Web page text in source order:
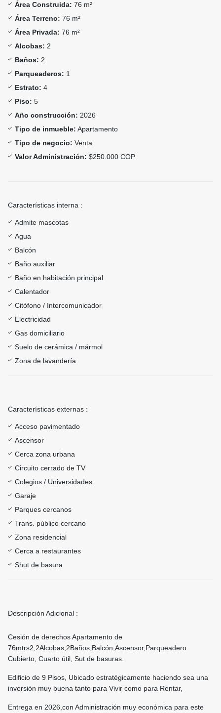
Área Construida: 76 m²
Área Terreno: 76 m²
Área Privada: 76 m²
Alcobas: 2
Baños: 2
Parqueaderos: 1
Estrato: 4
Piso: 5
Año construcción: 2026
Tipo de inmueble: Apartamento
Tipo de negocio: Venta
Valor Administración: $250.000 COP
Características interna :
Admite mascotas
Agua
Balcón
Baño auxiliar
Baño en habitación principal
Calentador
Citófono / Intercomunicador
Electricidad
Gas domiciliario
Suelo de cerámica / mármol
Zona de lavandería
Características externas :
Acceso pavimentado
Ascensor
Cerca zona urbana
Circuito cerrado de TV
Colegios / Universidades
Garaje
Parques cercanos
Trans. público cercano
Zona residencial
Cerca a restaurantes
Shut de basura
Descripción Adicional :
Cesión de derechos Apartamento de
76mtrs2,2Alcobas,2Baños,Balcón,Ascensor,Parqueadero
Cubierto, Cuarto útil, Sut de basuras.
Edificio de 9 Pisos, Ubicado estratégicamente haciendo sea una
inversión muy buena tanto para Vivir como para Rentar,
Entrega en 2026,con Administración muy económica para este